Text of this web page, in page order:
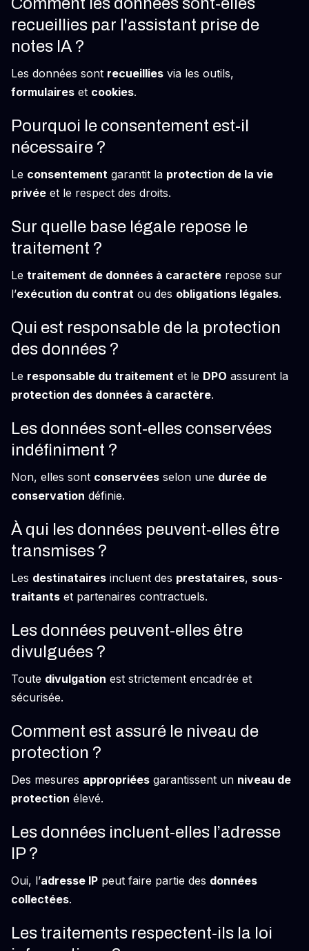
recueillies par l'assistant prise de
notes IA ?
Les données sont recueillies via les outils,
formulaires et cookies.
Pourquoi le consentement est-il
nécessaire ?
Le consentement garantit la protection de la vie
privée et le respect des droits.
Sur quelle base légale repose le
traitement ?
Le traitement de données à caractère repose sur
l’exécution du contrat ou des obligations légales.
Qui est responsable de la protection
des données ?
Le responsable du traitement et le DPO assurent la
protection des données à caractère.
Les données sont-elles conservées
indéfiniment ?
Non, elles sont conservées selon une durée de
conservation définie.
À qui les données peuvent-elles être
transmises ?
Les destinataires incluent des prestataires, sous-
traitants et partenaires contractuels.
Les données peuvent-elles être
divulguées ?
Toute divulgation est strictement encadrée et
sécurisée.
Comment est assuré le niveau de
protection ?
Des mesures appropriées garantissent un niveau de
protection élevé.
Les données incluent-elles l’adresse
IP ?
Oui, l’adresse IP peut faire partie des données
collectées.
Les traitements respectent-ils la loi